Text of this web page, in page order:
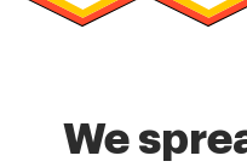
We